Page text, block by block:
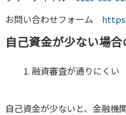
お問い合わせフォーム
自己資金が少ない場
融資審査が通りにくい
自己資金が少ないと、金融機